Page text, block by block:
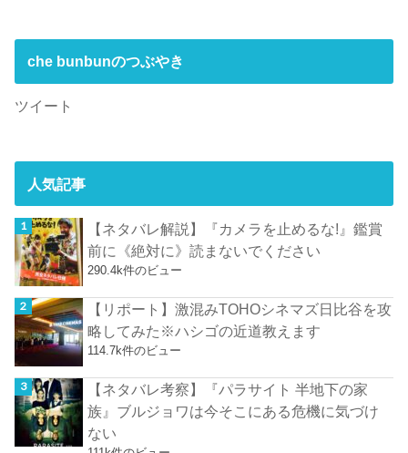
che bunbunのつぶやき
ツイート
人気記事
【ネタバレ解説】『カメラを止めるな!』鑑賞
前に《絶対に》読まないでください
290.4k件のビュー
【リポート】激混みTOHOシネマズ日比谷を攻
略してみた※ハシゴの近道教えます
114.7k件のビュー
【ネタバレ考察】『パラサイト 半地下の家
族』ブルジョワは今そこにある危機に気づけ
ない